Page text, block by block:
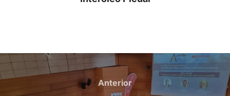
Navegación
de
Anterior
Anterior